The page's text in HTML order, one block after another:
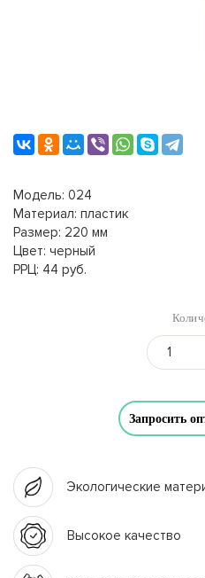
Модель: 024
Материал: пластик
Размер: 220 мм
Цвет: черный
РРЦ: 44 руб.
Запросить
Экологические
Высокое качество